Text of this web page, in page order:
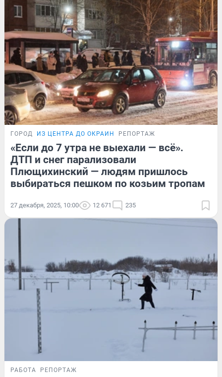
ГОРОД ИЗ ЦЕНТРА ДО ОКРАИН РЕПОРТАЖ
«Если до 7 утра не выехали — всё».
ДТП и снег парализовали
Плющихинский — людям пришлось
выбираться пешком по козьим тропам
27 декабря, 2025, 10:00 12 671 235
РАБОТА РЕПОРТАЖ